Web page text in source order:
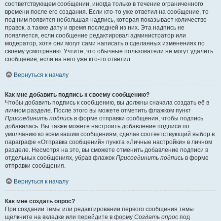
соответствующем сообщении, иногда только в течение ограниченного
времени после его создания. Если кто-то уже ответил на сообщение, то
под ним появится небольшая надпись, которая показывает количество
правок, а также дату и время последней из них. Эта надпись не
появляется, если сообщение редактировал администратор или
модератор, хотя они могут сами написать о сделанных изменениях по
своему усмотрению. Учтите, что обычные пользователи не могут удалить
сообщение, если на него уже кто-то ответил.
Вернуться к началу
Как мне добавить подпись к своему сообщению?
Чтобы добавить подпись к сообщению, вы должны сначала создать её в
личном разделе. После этого вы можете отметить флажком пункт
Присоединить подпись в форме отправки сообщения, чтобы подпись
добавилась. Вы также можете настроить добавление подписи по
умолчанию ко всем вашим сообщениям, сделав соответствующий выбор в
параграфе «Отправка сообщений» пункта «Личные настройки» в личном
разделе. Несмотря на это, вы сможете отменить добавление подписи в
отдельных сообщениях, убрав флажок Присоединить подпись в форме
отправки сообщения.
Вернуться к началу
Как мне создать опрос?
При создании темы или редактировании первого сообщения темы
щёлкните на вкладке или перейдите в форму Создать опрос под